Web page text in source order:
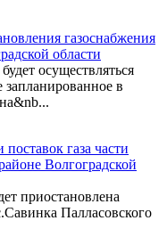
газоснабжения
области
осуществляться
запланированное в
газа части
Волгоградской
приостановлена
Палласовского